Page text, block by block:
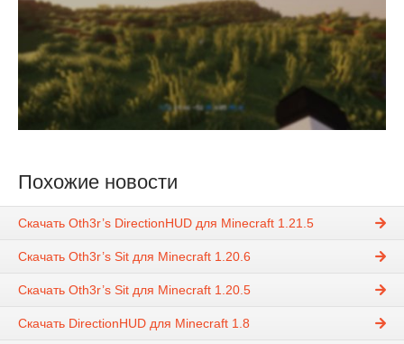
Похожие новости
Скачать Oth3r’s DirectionHUD для Minecraft 1.21.5
Скачать Oth3r’s Sit для Minecraft 1.20.6
Скачать Oth3r’s Sit для Minecraft 1.20.5
Скачать DirectionHUD для Minecraft 1.8